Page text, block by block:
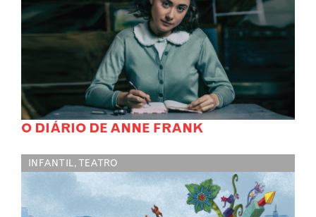
O DIÁRIO DE ANNE FRANK
INFANTIL , TEATRO